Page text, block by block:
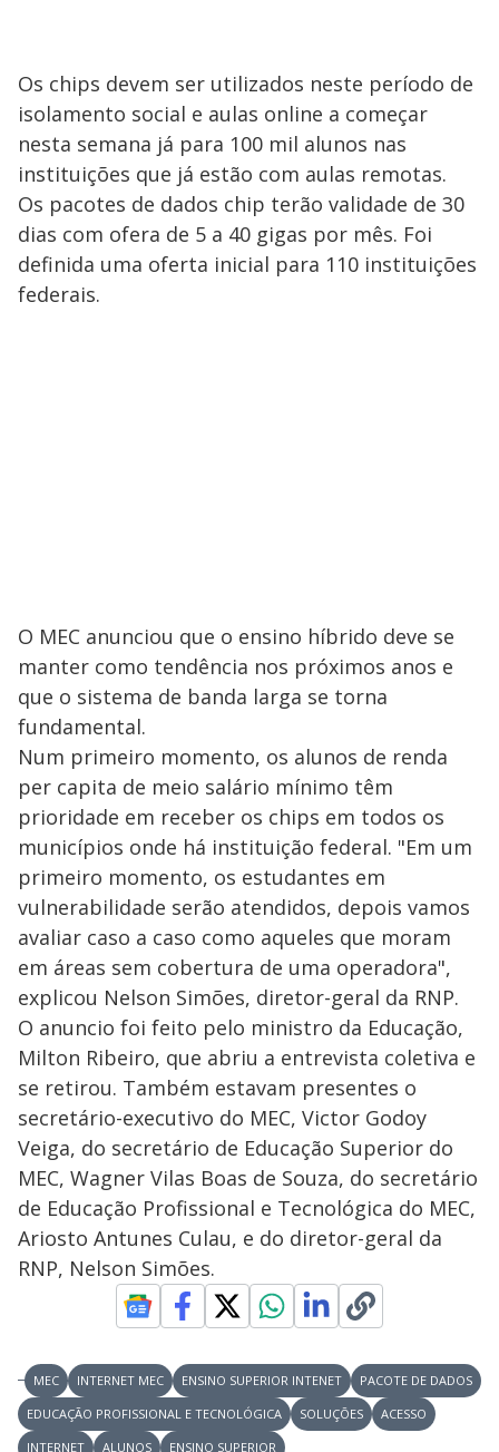
Os chips devem ser utilizados neste período de
isolamento social e aulas online a começar
nesta semana já para 100 mil alunos nas
instituições que já estão com aulas remotas.
Os pacotes de dados chip terão validade de 30
dias com ofera de 5 a 40 gigas por mês. Foi
definida uma oferta inicial para 110 instituições
federais.
O MEC anunciou que o ensino híbrido deve se
manter como tendência nos próximos anos e
que o sistema de banda larga se torna
fundamental.
Num primeiro momento, os alunos de renda
per capita de meio salário mínimo têm
prioridade em receber os chips em todos os
municípios onde há instituição federal. "Em um
primeiro momento, os estudantes em
vulnerabilidade serão atendidos, depois vamos
avaliar caso a caso como aqueles que moram
em áreas sem cobertura de uma operadora",
explicou Nelson Simões, diretor-geral da RNP.
O anuncio foi feito pelo ministro da Educação,
Milton Ribeiro, que abriu a entrevista coletiva e
se retirou. Também estavam presentes o
secretário-executivo do MEC, Victor Godoy
Veiga, do secretário de Educação Superior do
MEC, Wagner Vilas Boas de Souza, do secretário
de Educação Profissional e Tecnológica do MEC,
Ariosto Antunes Culau, e do diretor-geral da
RNP, Nelson Simões.
MEC INTERNET MEC ENSINO SUPERIOR INTENET
PACOTE DE DADOS
EDUCAÇÃO PROFISSIONAL E TECNOLÓGICA
SOLUÇÕES
ACESSO
INTERNET
ALUNOS ENSINO SUPERIOR